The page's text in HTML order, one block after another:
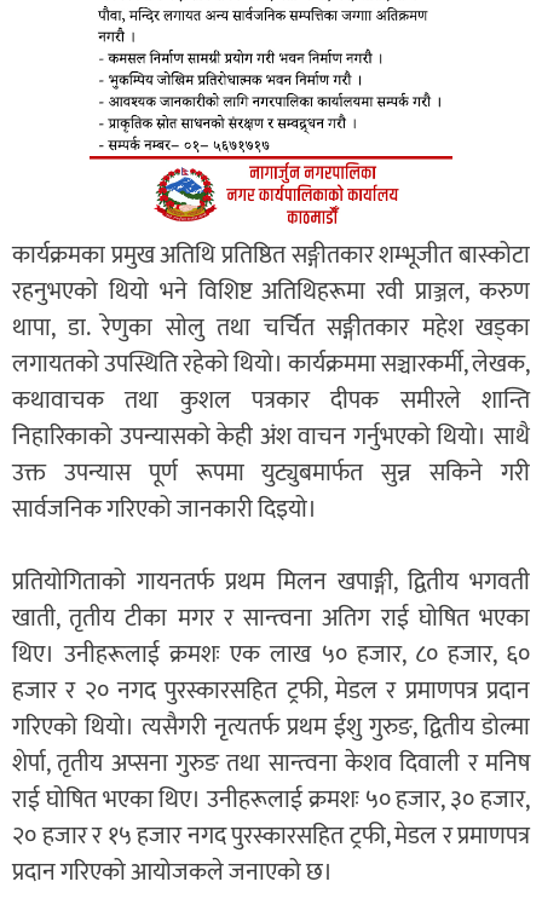
कार्यक्रमका प्रमुख अतिथि प्रतिष्ठित सङ्गीतकार शम्भूजीत बास्कोटा
रहनुभएको थियो भने विशिष्ट अतिथिहरूमा रवी प्राञ्जल, करुण
थापा, डा. रेणुका साेलु तथा चर्चित सङ्गीतकार महेश खड्का
लगायतको उपस्थिति रहेको थियो। कार्यक्रममा सञ्चारकर्मी, लेखक,
कथावाचक तथा कुशल पत्रकार दीपक समीरले शान्ति
निहारिकाको उपन्यासको केही अंश वाचन गर्नुभएको थियो। साथै
उक्त उपन्यास पूर्ण रूपमा युट्युबमार्फत सुन्न सकिने गरी
सार्वजनिक गरिएको जानकारी दिइयो।
प्रतियोगिताको गायनतर्फ प्रथम मिलन खपाङ्गी, द्वितीय भगवती
खाती, तृतीय टीका मगर र सान्त्वना अतिग राई घोषित भएका
थिए। उनीहरूलाई क्रमशः एक लाख ५० हजार, ८० हजार, ६०
हजार र २० नगद पुरस्कारसहित ट्रफी, मेडल र प्रमाणपत्र प्रदान
गरिएको थियो। त्यसैगरी नृत्यतर्फ प्रथम ईशु गुरुङ, द्वितीय डोल्मा
शेर्पा, तृतीय अप्सना गुरुङ तथा सान्त्वना केशव दिवाली र मनिष
राई घोषित भएका थिए। उनीहरूलाई क्रमशः ५० हजार, ३० हजार,
२० हजार र १५ हजार नगद पुरस्कारसहित ट्रफी, मेडल र प्रमाणपत्र
प्रदान गरिएको आयोजकले जनाएको छ।